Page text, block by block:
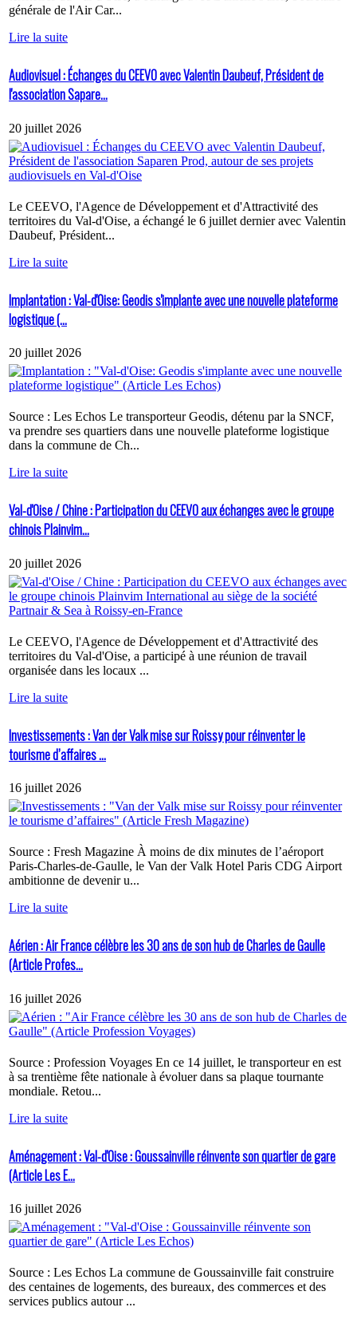
générale de l'Air Car...
Lire la suite
Audiovisuel : Échanges du CEEVO avec Valentin Daubeuf, Président de
l'association Sapare...
20 juillet 2026
Le CEEVO, l'Agence de Développement et d'Attractivité des
territoires du Val-d'Oise, a échangé le 6 juillet dernier avec Valentin
Daubeuf, Président...
Lire la suite
Implantation : Val-d'Oise: Geodis s'implante avec une nouvelle plateforme
logistique (...
20 juillet 2026
Source : Les Echos Le transporteur Geodis, détenu par la SNCF,
va prendre ses quartiers dans une nouvelle plateforme logistique
dans la commune de Ch...
Lire la suite
Val-d'Oise / Chine : Participation du CEEVO aux échanges avec le groupe
chinois Plainvim...
20 juillet 2026
Le CEEVO, l'Agence de Développement et d'Attractivité des
territoires du Val-d'Oise, a participé à une réunion de travail
organisée dans les locaux ...
Lire la suite
Investissements : Van der Valk mise sur Roissy pour réinventer le
tourisme d’affaires ...
16 juillet 2026
Source : Fresh Magazine À moins de dix minutes de l’aéroport
Paris-Charles-de-Gaulle, le Van der Valk Hotel Paris CDG Airport
ambitionne de devenir u...
Lire la suite
Aérien : Air France célèbre les 30 ans de son hub de Charles de Gaulle
(Article Profes...
16 juillet 2026
Source : Profession Voyages En ce 14 juillet, le transporteur en est
à sa trentième fête nationale à évoluer dans sa plaque tournante
mondiale. Retou...
Lire la suite
Aménagement : Val-d'Oise : Goussainville réinvente son quartier de gare
(Article Les E...
16 juillet 2026
Source : Les Echos La commune de Goussainville fait construire
des centaines de logements, des bureaux, des commerces et des
services publics autour ...